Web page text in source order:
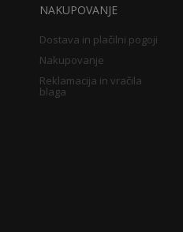
NAKUPOVANJE
Dostava in plačilni pogoji
Nakupovanje
Reklamacija in vračila
blaga